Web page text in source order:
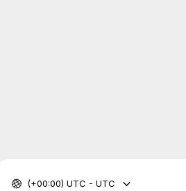
(+00:00) UTC - UTC